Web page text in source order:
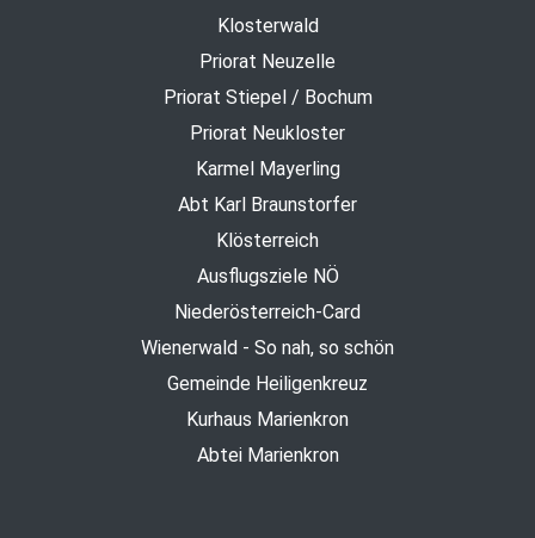
Klosterwald
Priorat Neuzelle
Priorat Stiepel / Bochum
Priorat Neukloster
Karmel Mayerling
Abt Karl Braunstorfer
Klösterreich
Ausflugsziele NÖ
Niederösterreich-Card
Wienerwald - So nah, so schön
Gemeinde Heiligenkreuz
Kurhaus Marienkron
Abtei Marienkron